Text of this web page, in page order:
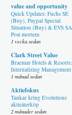
value and opportunity
Quick Updates: Fuchs SE
(Buy), Paypal Special
Situation (Buy) & EVS SA
Post mortem
1 vecka sedan
Clark Street Value
Braemar Hotels & Resorts:
Internalizing Management
1 månad sedan
Aktiefokus
Tankar kring Evolutions
aktieåterköp
2 månader sedan